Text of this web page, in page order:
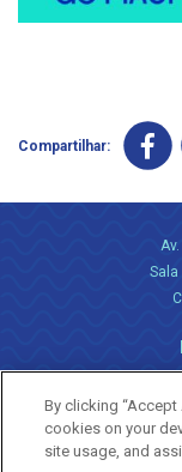
Compartilhar:
Sala
By clicking
cookies on your
site usage, and